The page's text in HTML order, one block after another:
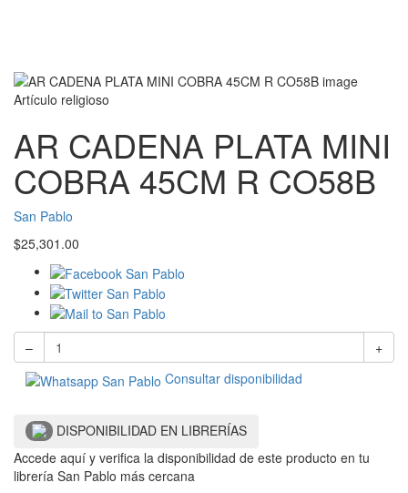
Artículo religioso
AR CADENA PLATA MINI
COBRA 45CM R CO58B
San Pablo
$25,301.00
–
+
Consultar disponibilidad
DISPONIBILIDAD EN LIBRERÍAS
Accede aquí y verifica la disponibilidad de este producto en tu
librería San Pablo más cercana